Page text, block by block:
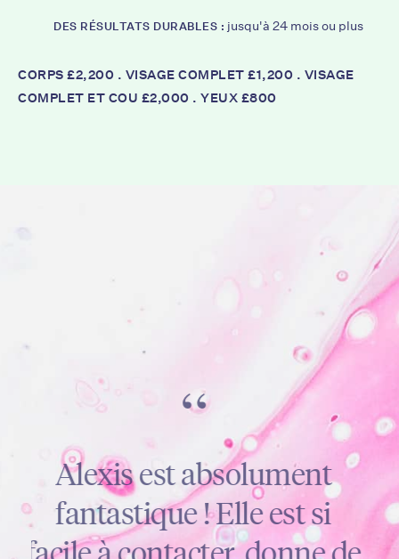
DES RÉSULTATS DURABLES : jusqu'à 24 mois ou plus
CORPS £2,200 . VISAGE COMPLET £1,200 . VISAGE
COMPLET ET COU £2,000 . YEUX £800
“
Alexis est absolument
fantastique ! Elle est si
facile à contacter, donne de